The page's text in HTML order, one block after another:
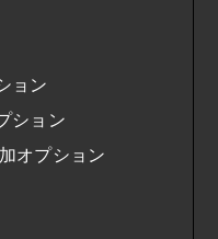
ョン
ション
オプション